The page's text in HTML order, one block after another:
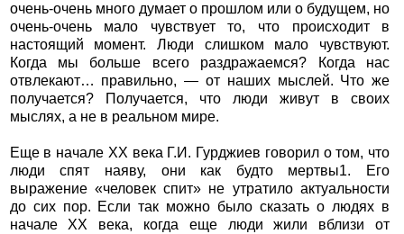
очень-очень много думает о прошлом или о будущем, но
очень-очень мало чувствует то, что происходит в
настоящий момент. Люди слишком мало чувствуют.
Когда мы больше всего раздражаемся? Когда нас
отвлекают… правильно, — от наших мыслей. Что же
получается? Получается, что люди живут в своих
мыслях, а не в реальном мире.
Еще в начале ХХ века Г.И. Гурджиев говорил о том, что
люди спят наяву, они как будто мертвы1. Его
выражение «человек спит» не утратило актуальности
до сих пор. Если так можно было сказать о людях в
начале ХХ века, когда еще люди жили вблизи от